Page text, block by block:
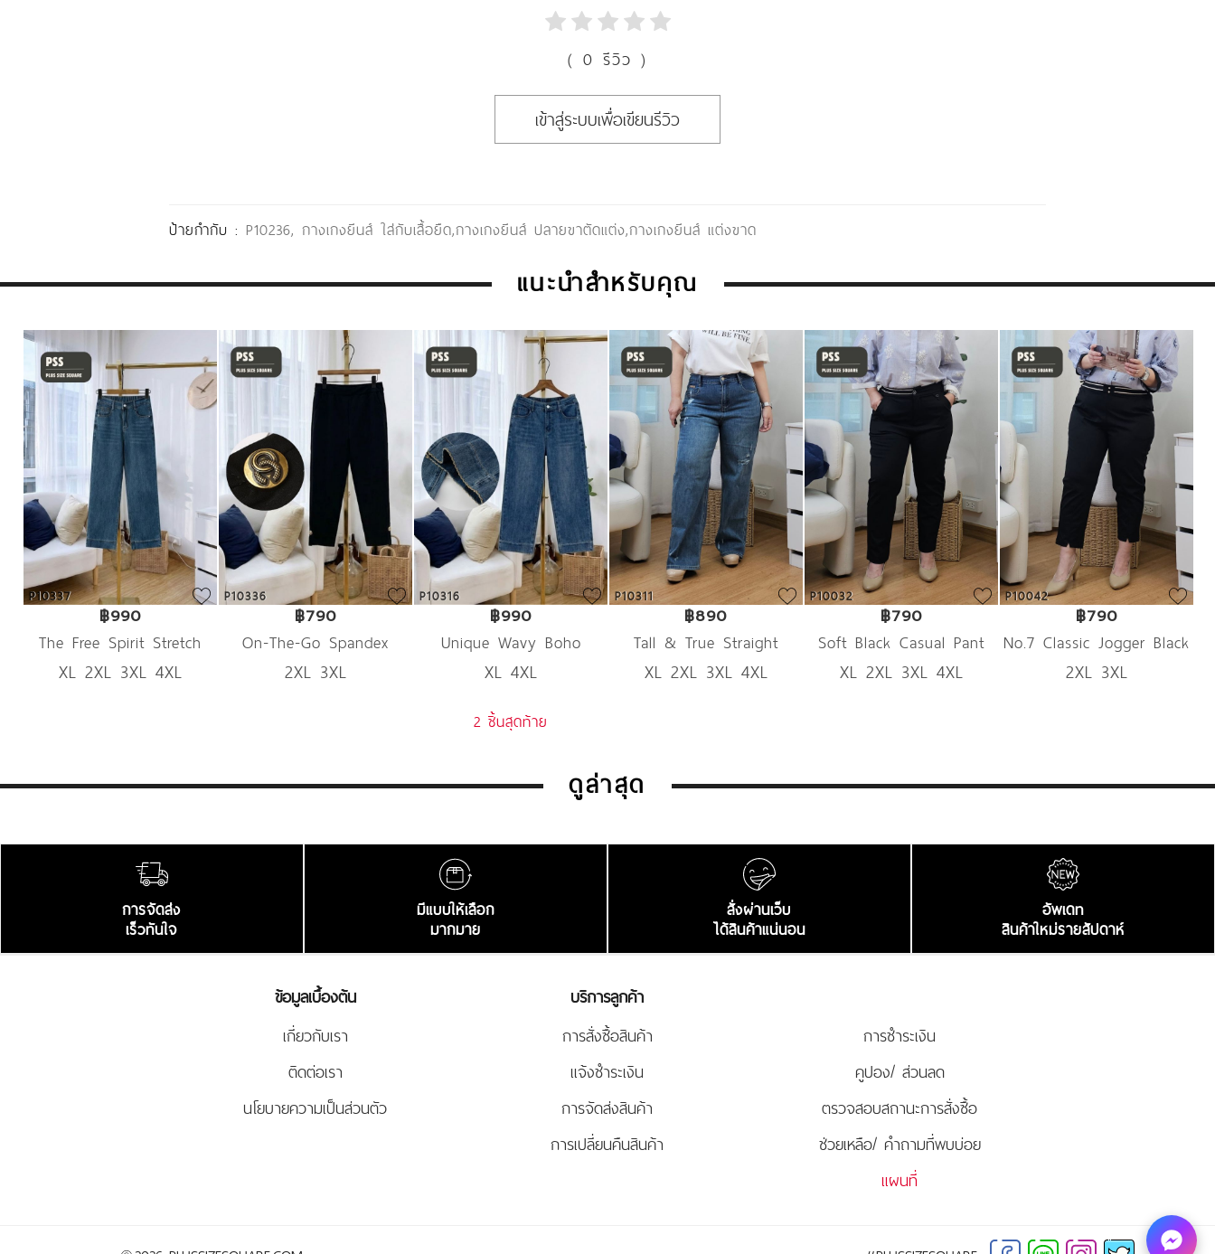
( 0 รีวิว )
เข้าสู่ระบบเพื่อเขียนรีวิว
ป้ายกำกับ :P10236,กางเกงยีนส์ ใส่กับเสื้อยืด,กางเกงยีนส์ ปลายขาตัดแต่ง,กางเกงยีนส์ แต่งขาด
แนะนำสำหรับคุณ
P10337
฿990
The Free Spirit Stretch
Denim
XL 2XL 3XL 4XL
P10336
฿790
On-The-Go Spandex
Trousers
2XL 3XL
P10316
฿990
Unique Wavy Boho
Denim
XL 4XL
2 ชิ้นสุดท้าย
P10311
฿890
Tall & True Straight
Denim
XL 2XL 3XL 4XL
P10032
฿790
Soft Black Casual Pant
XL 2XL 3XL 4XL
P10042
฿790
No.7 Classic Jogger Black
Pant
2XL 3XL
ดูล่าสุด
การจัดส่ง
เร็วทันใจ
มีแบบให้เลือก
มากมาย
สั่งผ่านเว็บ
ได้สินค้าแน่นอน
อัพเดท
สินค้าใหม่รายสัปดาห์
ข้อมูลเบื้องต้น
เกี่ยวกับเรา
ติดต่อเรา
นโยบายความเป็นส่วนตัว
บริการลูกค้า
การสั่งซื้อสินค้า
แจ้งชำระเงิน
การจัดส่งสินค้า
การเปลี่ยนคืนสินค้า
การชำระเงิน
คูปอง/ ส่วนลด
ตรวจสอบสถานะการสั่งซื้อ
ช่วยเหลือ/ คำถามที่พบบ่อย
แผนที่